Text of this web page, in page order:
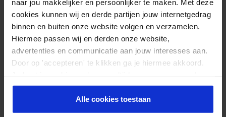
naar jou makkelijker en persoonlijker te maken. Met deze
cookies kunnen wij en derde partijen jouw internetgedrag
binnen en buiten onze website volgen en verzamelen.
Hiermee passen wij en derden onze website,
advertenties en communicatie aan jouw interesses aan.
Door op 'accepteren' te klikken ga je hiermee akkoord.
er meer over in onsprivacy beleid.
Alle cookies toestaan
je bocht rechtsom. Als je wilt remmen dan maak je ook een
paar slagen van achter naar voren alleen doe je het nu aan
beide kanten van je SUP board.